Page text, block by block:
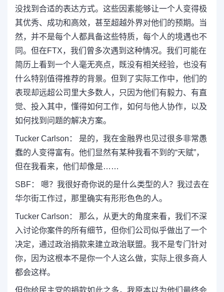
没找到合适的表达方式。这些因素能够让一个人变得极
其优秀、成功和高效，甚至超越外界对他们的预期。当
然，并不是每个人都具备这些特质，每个人的境遇也不
同。但在FTX，我们曾多次遇到这种情况。我们可能在
简历上看到一个人毫无亮点，既没有相关经验，也没有
什么特别值得推荐的背景。但到了实际工作中，他们的
表现却远超公司里大多数人，只因为他们有毅力、有直
觉、投入其中，懂得如何工作，如何与他人协作，以及
如何找到问题的解决方案。
Tucker Carlson： 是的，我在金融界也见过很多非常愚
蠢的人变得富有。他们显然有某种我看不到的“天赋”，
但在我看来，他们却像是……
SBF： 嗯？我很好奇你说的是什么类型的人？我过去在
华尔街工作过，那里确实有形形色色的人。
Tucker Carlson： 那么，从更大的角度来看，我们不深
入讨论你案件的所有细节，但你们公司似乎做出了一个
决定，通过政治捐款来建立政治联盟。我不是专门针对
你，因为这根本不是你一个人这么做，实际上很多商人
都会这样。
但你给民主党的捐款如此之多，我原本以为他们最终会